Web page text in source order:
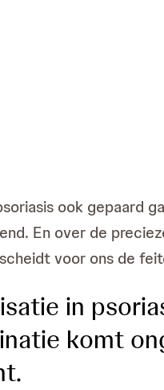
ook gepaard
En over de
voor ons de
in
komt